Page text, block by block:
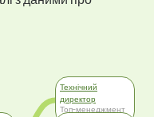
Технічний
директор
Топ-менеджмент